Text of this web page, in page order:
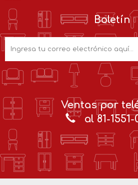
Boletín
Ventas por
al 81-1551-